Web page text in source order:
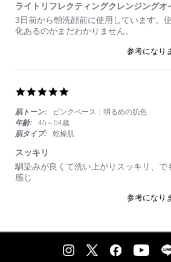
し
た
ライトリフレクティングクレンジングオ
Review
by
2026
review
stating
リ
レ
テ
ィ
ン
ク
レ
ン
ジ
ル
3日前から朝洗顔前に使用しています。
化あるのかまだわかりません。
rating
肌トーン:
ピンクベース：明るめの肌色
年齢:
45～54歳
肌タイプ:
乾燥肌
スッキリ
Review
by
review
stating
馴染みが良くて洗い上がりスッキリ、で
感じ